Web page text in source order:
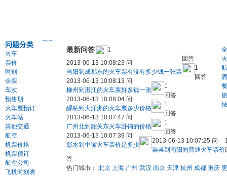
问题分类
更多>>
火车
票价
时刻
余票
车次
预售期
火车票预订
火车站
其他交通
航空
机票价格
机票预订
航空公司
飞机时刻表
最新问答
2013-06-13 10:08:23 问
当阳到成都东的火车票有没有多少钱一张票
1
回答
2013-06-13 10:08:13 问
柳州到湛江的火车票好多钱一张
1
回答
2013-06-13 10:08:04 问
醪桥到大洋洲的火车票多少价格
1
回答
2013-06-13 10:07:47 问
广州北到韶关东火车卧铺的价格
1
回答
2013-06-13 10:07:39 问
彭水到中嘴火车票价是多少
1
回答
2013-06-13 10:07:25 问
渠县到南阳的普通火车票价
答
热门城市： 北京 上海 广州 武汉 南京 天津 杭州 成都 重庆